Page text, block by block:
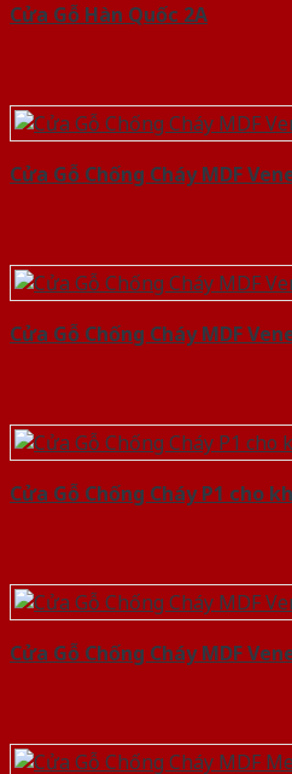
Cửa Gỗ Hàn Quốc 2A
Cửa Gỗ Chống Cháy MDF
Cửa Gỗ Chống Cháy MDF
Cửa Gỗ Chống Cháy P1 cho
Cửa Gỗ Chống Cháy MDF